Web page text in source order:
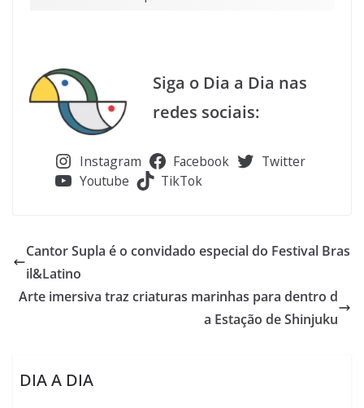
Siga o Dia a Dia nas
redes sociais:
Instagram Facebook
Twitter
Youtube
TikTok
Cantor Supla é o convidado especial do Festival Bras
il&Latino
Arte imersiva traz criaturas marinhas para dentro d
a Estação de Shinjuku
DIA A DIA